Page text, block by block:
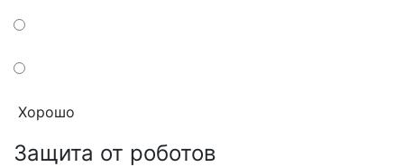
Хорошо
Защита от роботов